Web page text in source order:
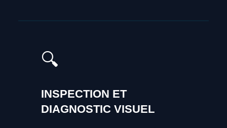
🔍
INSPECTION ET
DIAGNOSTIC VISUEL